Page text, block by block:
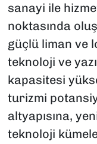
sanayi ile
noktasında
güçlü liman ve
teknoloji ve
kapasitesi
turizmi
altyapısına,
teknoloji